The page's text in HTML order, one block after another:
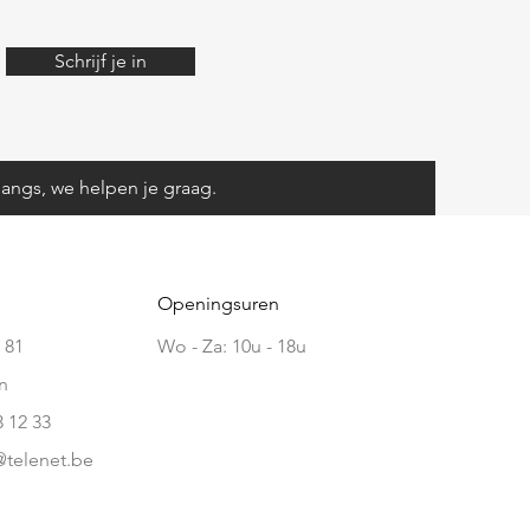
Schrijf je in
we helpen je graag.
12 33
Openingsuren
Wo - Za: 10u - 18u